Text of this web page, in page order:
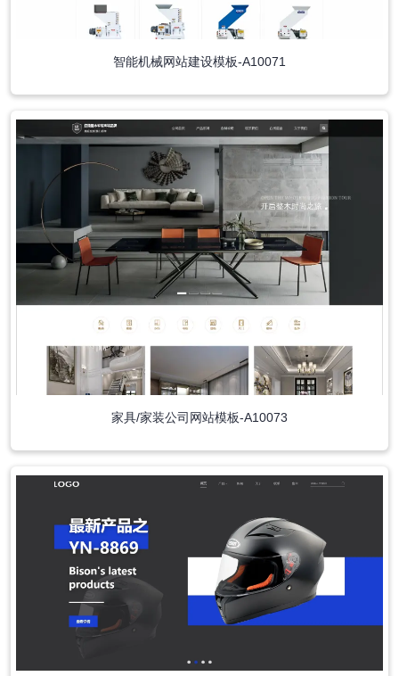
智能机械网站建设模板-A10071
家具/家装公司网站模板-A10073